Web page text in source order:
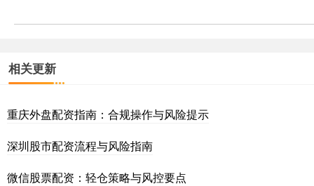
相关更新
重庆外盘配资指南：合规操作与风险提示
深圳股市配资流程与风险指南
微信股票配资：轻仓策略与风控要点